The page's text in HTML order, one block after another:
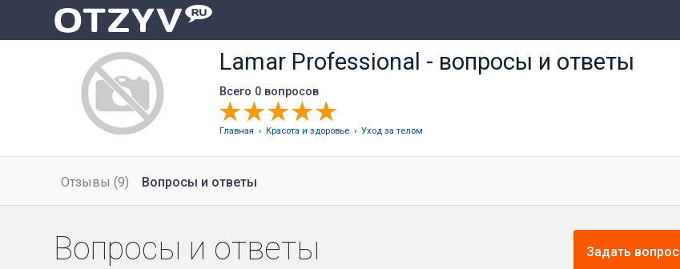
Lamar Professional - вопросы и ответы
Всего 0 вопросов
Главная › Красота и здоровье› Уход за телом
Отзывы (9) Вопросы и ответы
Вопросы и ответы Задать вопрос